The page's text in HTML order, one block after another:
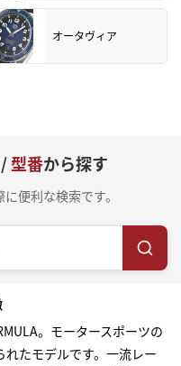
オータヴィア
型番から探す
便利な検索です。
。モータースポーツの
たモデルです。一流レー